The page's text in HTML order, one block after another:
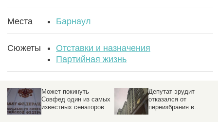
Места Барнаул
Сюжеты
Отставки и назначения
Партийная жизнь
Может покинуть
Совфед один из самых
известных сенаторов
Депутат-эрудит
отказался от
переизбрания в